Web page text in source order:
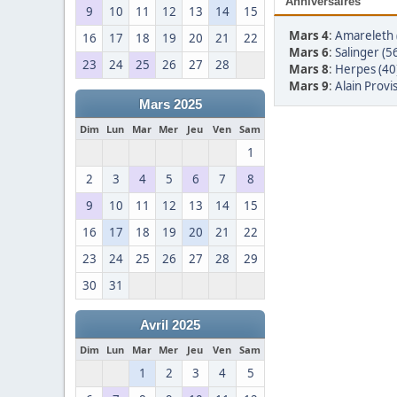
9
10 11 12 13 14
15
16
17 18 19 20 21
22
23
24 25 26 27 28
Mars 2025
Dim Lun Mar Mer Jeu Ven Sam
1
2
3 4 5 6 7
8
9
10 11 12 13 14
15
16
17 18 19 20 21
22
23
24 25 26 27 28
29
30
31
Avril 2025
Dim Lun Mar Mer Jeu Ven Sam
1 2 3 4
5
Mars 4: Amareleth
Mars 6: Salinger
Mars 8: Herpes
Mars 9: Alain